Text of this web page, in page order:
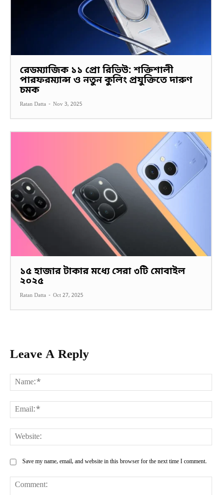
রেডম্যাজিক ১১ প্রো রিভিউ: শক্তিশালী
পারফরম্যান্স ও নতুন কুলিং প্রযুক্তিতে দারুণ
চমক
Ratan Datta - Nov 3, 2025
১৫ হাজার টাকার মধ্যে সেরা ৩টি মোবাইল
২০২৫
Ratan Datta - Oct 27, 2025
Leave A Reply
Save my name, email, and website in this browser for the next time I comment.